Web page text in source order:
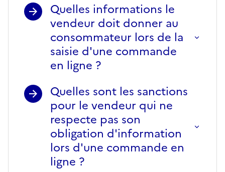
Quelles informations le
vendeur doit donner au
consommateur lors de la
saisie d'une commande
en ligne ?
Quelles sont les sanctions
pour le vendeur qui ne
respecte pas son
obligation d'information
lors d'une commande en
ligne ?